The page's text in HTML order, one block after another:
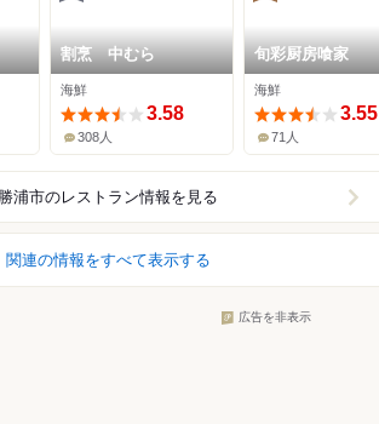
割烹 中むら
海鮮
3.58
308人
旬彩厨房喰家
海鮮
3.55
71人
勝浦市のレストラン情報を見る
関連の情報をすべて表示する
広告を非表示